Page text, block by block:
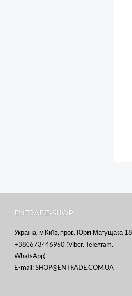
ENTRADE-SHOP
Україна, м.Київ, пров. Юрія Матущака 18
+380673446960 (Viber, Telegram,
WhatsApp)
E-mail: SHOP@ENTRADE.COM.UA